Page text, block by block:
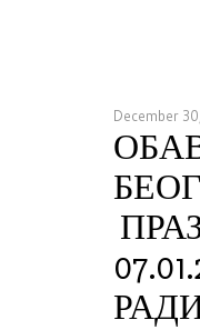
December